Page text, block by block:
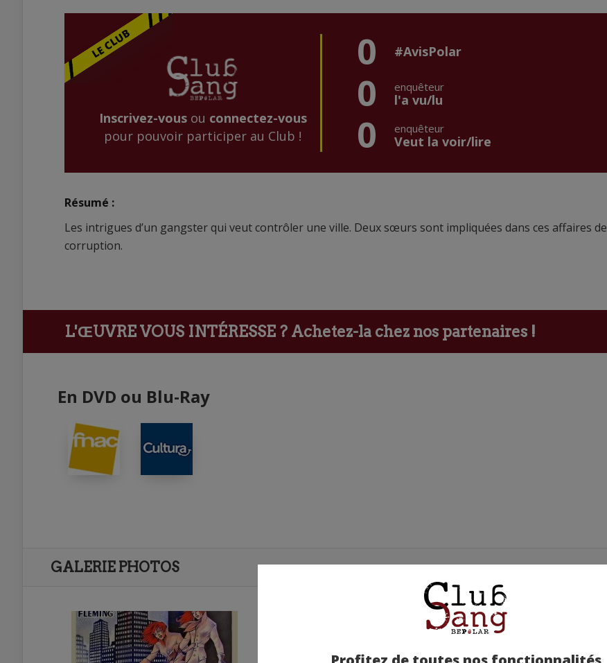
Inscrivez-vousou connectez-vous
pour pouvoir participer au Club !
0 #AvisPolar
0 enquêteur
l'a vu/lu
0 enquêteur
Veut la voir/lire
Résumé :
Les intrigues d’un gangster qui veut contrôler une ville. Deux sœurs sont impliquées dans ces affaires de
corruption.
L'ŒUVRE VOUS INTÉRESSE ? Achetez-la chez nos partenaires !
En DVD ou Blu-Ray
GALERIE PHOTOS